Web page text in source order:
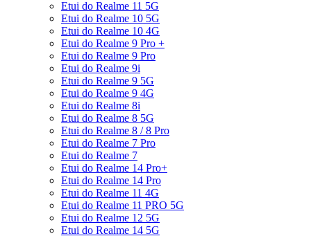
Etui do Realme 11 5G
Etui do Realme 10 5G
Etui do Realme 10 4G
Etui do Realme 9 Pro +
Etui do Realme 9 Pro
Etui do Realme 9i
Etui do Realme 9 5G
Etui do Realme 9 4G
Etui do Realme 8i
Etui do Realme 8 5G
Etui do Realme 8 / 8 Pro
Etui do Realme 7 Pro
Etui do Realme 7
Etui do Realme 14 Pro+
Etui do Realme 14 Pro
Etui do Realme 11 4G
Etui do Realme 11 PRO 5G
Etui do Realme 12 5G
Etui do Realme 14 5G